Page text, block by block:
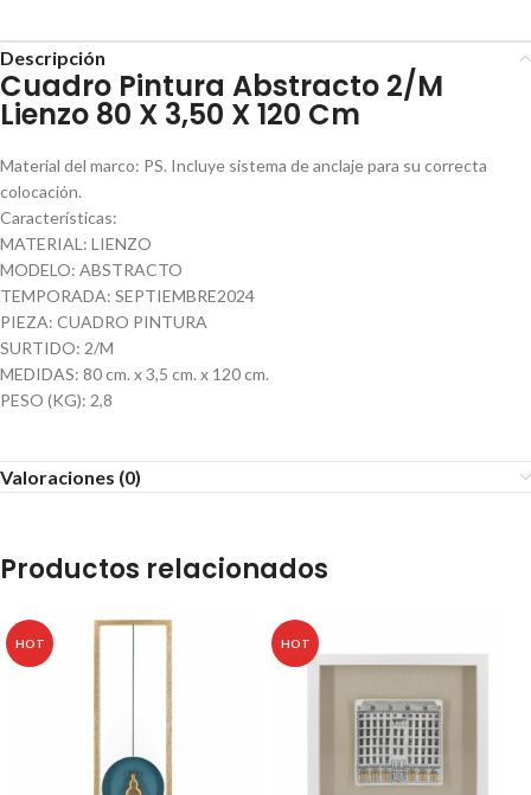
Descripción
Cuadro Pintura Abstracto 2/M
Lienzo 80 X 3,50 X 120 Cm
Material del marco: PS. Incluye sistema de anclaje para su correcta
colocación.
Características:
MATERIAL: LIENZO
MODELO: ABSTRACTO
TEMPORADA: SEPTIEMBRE2024
PIEZA: CUADRO PINTURA
SURTIDO: 2/M
MEDIDAS: 80 cm. x 3,5 cm. x 120 cm.
PESO (KG): 2,8
Valoraciones (0)
Productos relacionados
HOT HOT